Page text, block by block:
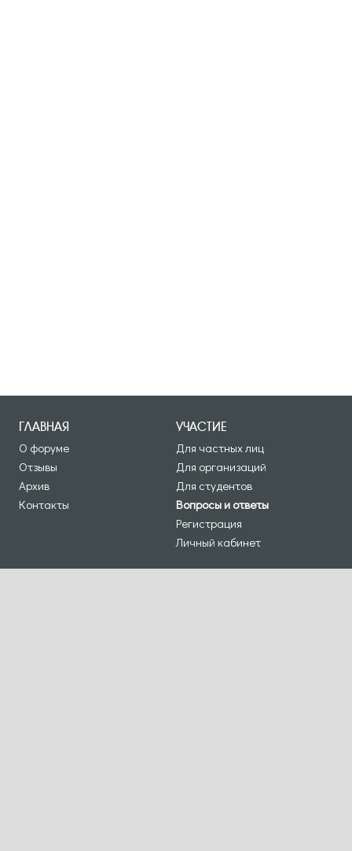
ГЛАВНАЯ
О форуме
Отзывы
Архив
Контакты
УЧАСТИЕ
Для частных лиц
Для организаций
Для студентов
Вопросы и ответы
Регистрация
Личный кабинет